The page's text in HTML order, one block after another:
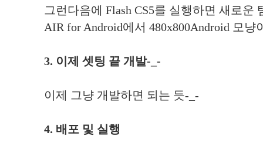
그런다음에 Flash CS5를 실행하면 새로운
AIR for Android에서 480x800Android 모냥
3. 이제 셋팅 끝 개발-_-
이제 그냥 개발하면 되는 듯-_-
4. 배포 및 실행